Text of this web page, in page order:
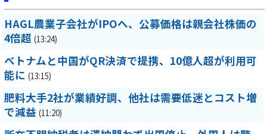
HAGL農業子会社がIPOへ、公募価格は親会社株価の
4倍超 (13:24)
ベトナムと中国がQR決済で提携、10億人超が利用可
能に (13:15)
肥料大手2社が業績好調、他社は需要低迷とコスト増
で減益 (11:20)